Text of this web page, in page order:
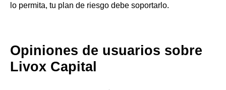
lo permita, tu plan de riesgo debe soportarlo.
Opiniones de usuarios sobre
Livox Capital